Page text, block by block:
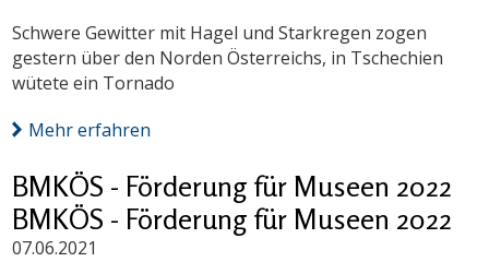
Schwere Gewitter mit Hagel und Starkregen zogen
gestern über den Norden Österreichs, in Tschechien
wütete ein Tornado
Mehr erfahren
BMKÖS - Förderung für Museen 2022
BMKÖS - Förderung für Museen 2022
07.06.2021